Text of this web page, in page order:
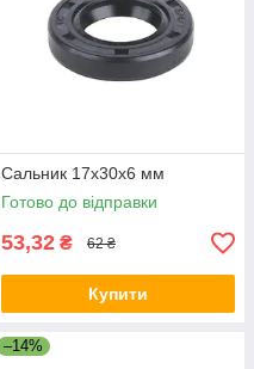
Сальник 17x30x6 мм
Готово до відправки
53,32 ₴ 62 ₴
Купити
–14%